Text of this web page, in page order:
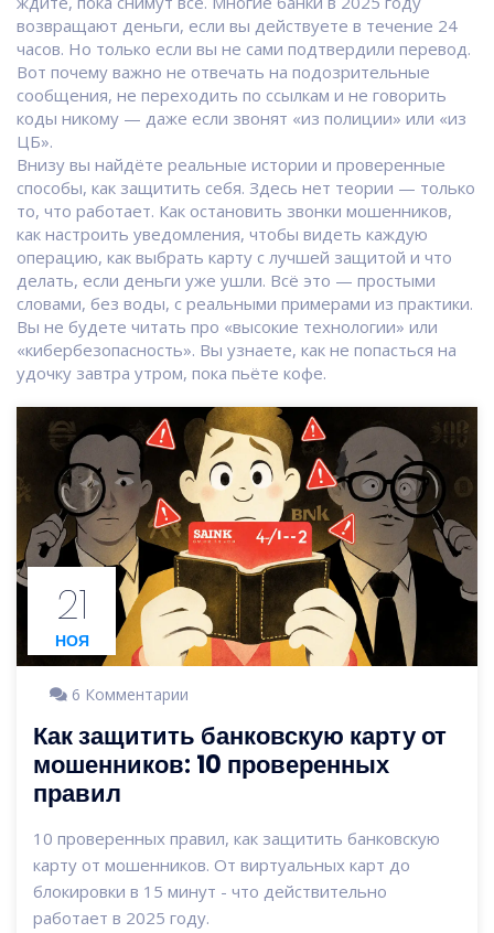
возвращают деньги, если вы действуете в течение 24
часов. Но только если вы не сами подтвердили перевод.
Вот почему важно не отвечать на подозрительные
сообщения, не переходить по ссылкам и не говорить
коды никому — даже если звонят «из полиции» или «из
ЦБ».
Внизу вы найдёте реальные истории и проверенные
способы, как защитить себя. Здесь нет теории — только
то, что работает. Как остановить звонки мошенников,
как настроить уведомления, чтобы видеть каждую
операцию, как выбрать карту с лучшей защитой и что
делать, если деньги уже ушли. Всё это — простыми
словами, без воды, с реальными примерами из практики.
Вы не будете читать про «высокие технологии» или
«кибербезопасность». Вы узнаете, как не попасться на
удочку завтра утром, пока пьёте кофе.
21
НОЯ
6 Комментарии
Как защитить банковскую карту от
мошенников: 10 проверенных
правил
10 проверенных правил, как защитить банковскую
карту от мошенников. От виртуальных карт до
блокировки в 15 минут - что действительно
работает в 2025 году.